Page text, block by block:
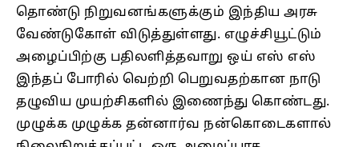
தொண்டு நிறுவனங்களுக்கும் இந்திய அரசு
வேண்டுகோள் விடுத்துள்ளது. எழுச்சியூட்டும்
அழைப்பிற்கு பதிலளித்தவாறு ஒய் எஸ் எஸ்
இந்தப் போரில் வெற்றி பெறுவதற்கான நாடு
தழுவிய முயற்சிகளில் இணைந்து கொண்டது.
முழுக்க முழுக்க தன்னார்வ நன்கொடைகளால்